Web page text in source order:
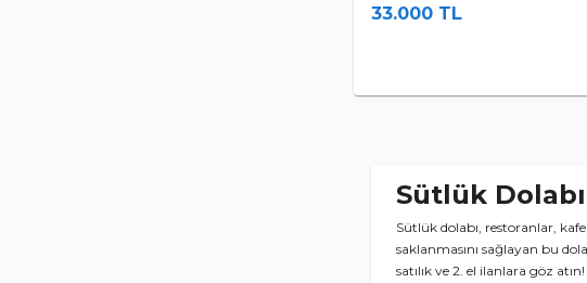
33.000 TL
Sütlük Dolabı
Sütlük dolabı, restoranlar,
saklanmasını sağlayan bu
satılık ve 2. el ilanlara göz atın!